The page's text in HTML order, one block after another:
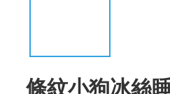
條紋小狗冰絲